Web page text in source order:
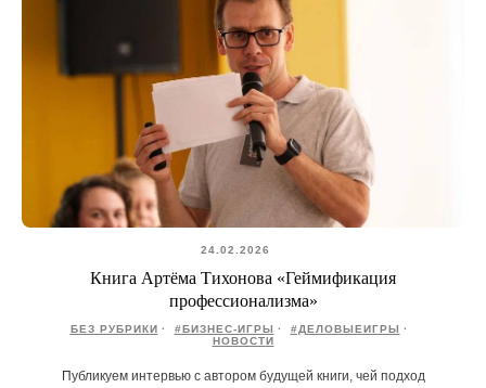
24.02.2026
Книга Артёма Тихонова «Геймификация
профессионализма»
БЕЗ РУБРИКИ #БИЗНЕС-ИГРЫ
#ДЕЛОВЫЕИГРЫ
НОВОСТИ
Публикуем интервью с автором будущей книги, чей подход